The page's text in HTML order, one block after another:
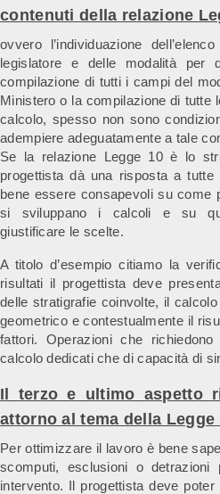
contenuti della relazione
ovvero l’individuazione
legislatore e delle modalità per
compilazione di tutti i campi del
Ministero o la compilazione di tutte
calcolo, spesso non sono
adempiere adeguatamente a tale
Se la relazione Legge 10 è lo
progettista dà una risposta a
bene essere consapevoli su come
si sviluppano i calcoli e su
giustificare le scelte.
A titolo d’esempio citiamo la
risultati il progettista deve
delle stratigrafie coinvolte, il
geometrico e contestualmente il
fattori. Operazioni che
calcolo dedicati che di capacità di
Il terzo e ultimo aspetto
attorno al tema della Legge
Per ottimizzare il lavoro è bene
scomputi, esclusioni o detrazioni
intervento. Il progettista deve